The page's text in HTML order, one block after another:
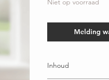
Niet op voorraad
Melding
Inhoud